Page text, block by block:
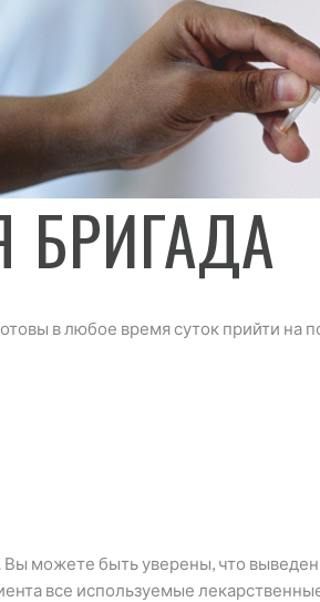
БРИГАДА
в любое время суток прийти на
можете быть уверены, что
все используемые